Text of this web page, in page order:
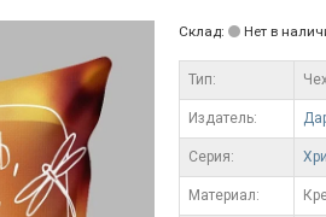
Склад: Нет в
Тип:
Издатель:
Серия:
Материал: